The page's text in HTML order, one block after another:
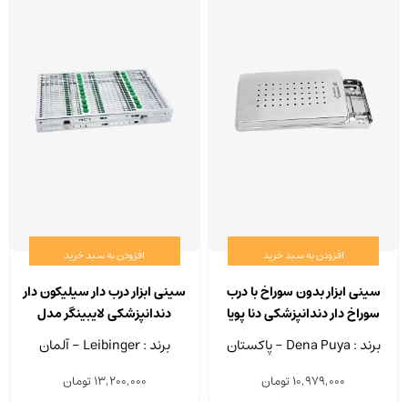
افزودن به سبد خرید
سینی ابزار بدون سوراخ با درب
سوراخ دار دندانپزشکی دنا پویا
برند : Dena Puya - پاکستان
10,979,000تومان
افزودن به سبد خرید
سینی ابزار درب دار سیلیکون دار
دندانپزشکی لایبینگر مدل
500/17
برند : Leibinger - آلمان
13,200,000تومان